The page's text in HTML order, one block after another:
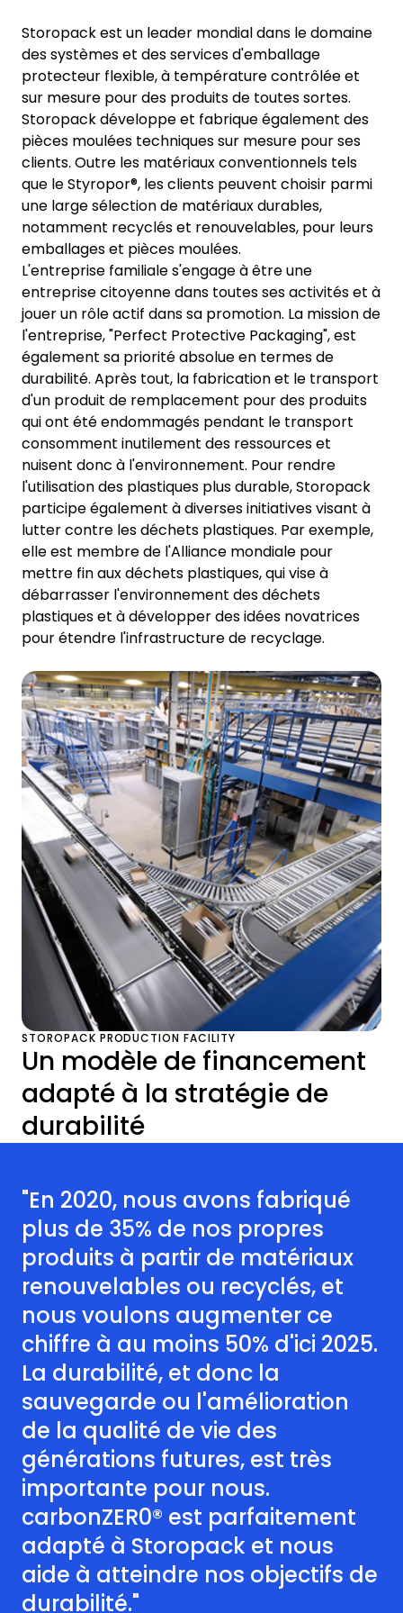
Storopack est un leader mondial dans le domaine
des systèmes et des services d'emballage
protecteur flexible, à température contrôlée et
sur mesure pour des produits de toutes sortes.
Storopack développe et fabrique également des
pièces moulées techniques sur mesure pour ses
clients. Outre les matériaux conventionnels tels
que le Styropor®, les clients peuvent choisir parmi
une large sélection de matériaux durables,
notamment recyclés et renouvelables, pour leurs
emballages et pièces moulées.
L'entreprise familiale s'engage à être une
entreprise citoyenne dans toutes ses activités et à
jouer un rôle actif dans sa promotion. La mission de
l'entreprise, "Perfect Protective Packaging", est
également sa priorité absolue en termes de
durabilité. Après tout, la fabrication et le transport
d'un produit de remplacement pour des produits
qui ont été endommagés pendant le transport
consomment inutilement des ressources et
nuisent donc à l'environnement. Pour rendre
l'utilisation des plastiques plus durable, Storopack
participe également à diverses initiatives visant à
lutter contre les déchets plastiques. Par exemple,
elle est membre de l'Alliance mondiale pour
mettre fin aux déchets plastiques, qui vise à
débarrasser l'environnement des déchets
plastiques et à développer des idées novatrices
pour étendre l'infrastructure de recyclage.
STOROPACK PRODUCTION FACILITY
Un modèle de financement
adapté à la stratégie de
durabilité
"En 2020, nous avons fabriqué
plus de 35% de nos propres
produits à partir de matériaux
renouvelables ou recyclés, et
nous voulons augmenter ce
chiffre à au moins 50% d'ici 2025.
La durabilité, et donc la
sauvegarde ou l'amélioration
de la qualité de vie des
générations futures, est très
importante pour nous.
carbonZER0® est parfaitement
adapté à Storopack et nous
aide à atteindre nos objectifs de
durabilité."